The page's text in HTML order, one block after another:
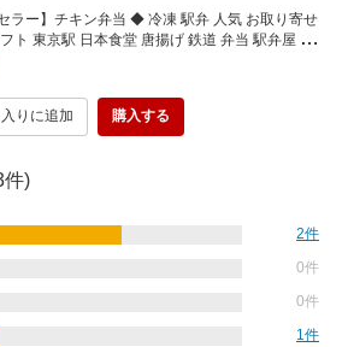
セラー】チキン弁当 ◆ 冷凍 駅弁 人気 お取り寄せ
ト 東京駅 日本食堂 唐揚げ 鉄道 弁当 駅弁屋 祭
母の日 父の日 敬老の日 お中元 お歳暮 時短 贅沢
りに追加 購入する
件)
2件
0件
0件
1件